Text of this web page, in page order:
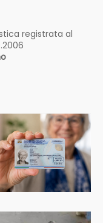
registrata al